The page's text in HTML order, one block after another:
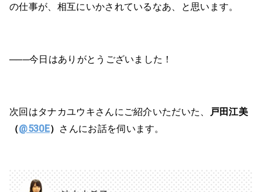
の仕事が、相互にいかされているなあ、と思います。
───今日はありがとうございました！
次回はタナカユウキさんにご紹介いただいた、
戸田江美
（@530E） さんにお話を伺います。